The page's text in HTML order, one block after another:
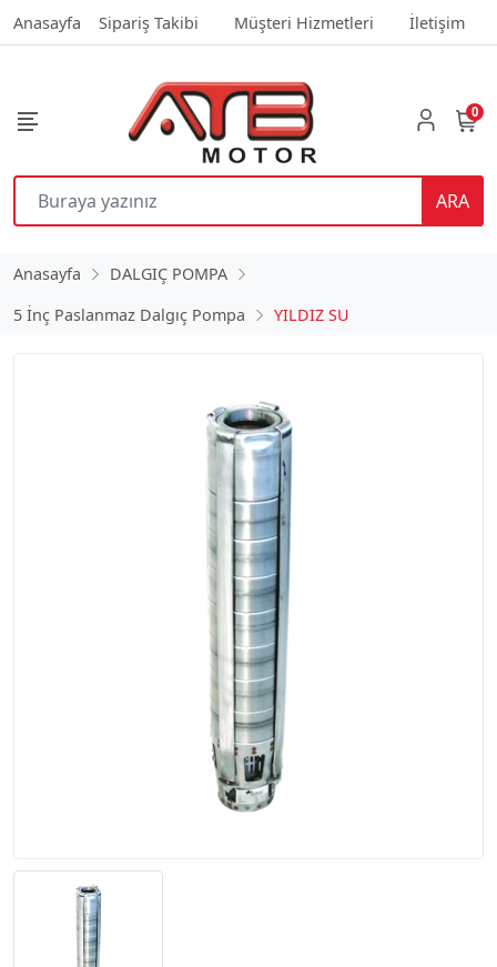
Anasayfa Sipariş Takibi Müşteri Hizmetleri İletişim
ARA
0
Anasayfa
DALGIÇ POMPA
5 İnç Paslanmaz Dalgıç Pompa
YILDIZ SU